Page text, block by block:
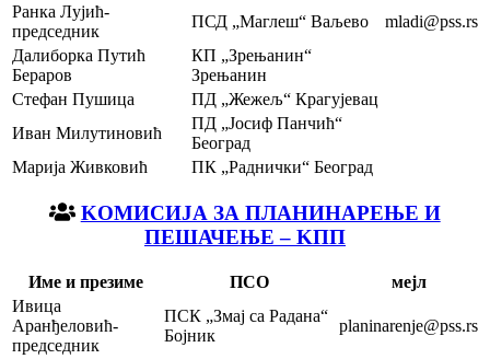
Ранка Лујић-
председник
ПСД „Маглеш“ Ваљево
mladi@pss.rs
Далиборка Путић
Бераров
КП „Зрењанин“
Зрењанин
Стефан Пушица
ПД „Жежељ“ Крагујевац
Иван Милутиновић
ПД „Јосиф Панчић“
Београд
Марија Живковић
ПК „Раднички“ Београд
KOМИСИЈА ЗА ПЛАНИНАРЕЊЕ И
ПЕШАЧЕЊЕ – KПП
Име и презиме ПСО
мејл
Ивица
Аранђеловић-
председник
ПСК „Змај са Радана“
Бојник
planinarenje@pss.rs